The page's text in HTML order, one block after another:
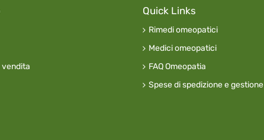
vendita
Quick Links
Rimedi omeopatici
Medici omeopatici
FAQ Omeopatia
Spese di spedizione e gestione